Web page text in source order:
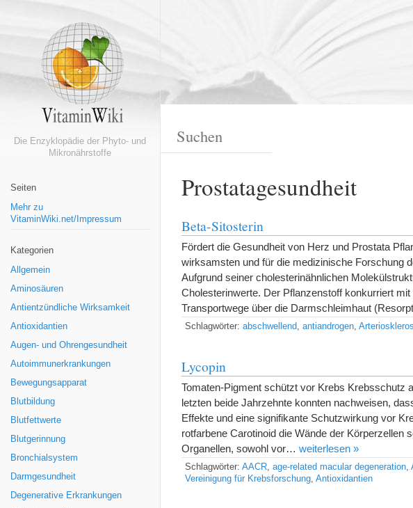
Die Enzyklopädie der Phyto- und
Mikronährstoffe
Seiten
Mehr zu
VitaminWiki.net/Impressum
Kategorien
Allgemein
Aminosäuren
Antientzündliche Wirksamkeit
Antioxidantien
Augen- und Ohrengesundheit
Autoimmunerkrankungen
Bewegungsapparat
Blutbildung
Blutfettwerte
Blutgerinnung
Bronchialsystem
Darmgesundheit
Degenerative Erkrankungen
Prostatagesundheit
Beta-Sitosterin
Fördert die Gesundheit von Herz und Prostata
wirksamsten und für die medizinische Forschung
Aufgrund seiner cholesterinähnlichen
Cholesterinwerte. Der Pflanzenstoff konkurriert
Transportwege über die Darmschleimhaut
Schlagwörter: abschwellend, antiandrogen,
Lycopin
Tomaten-Pigment schützt vor Krebs Krebsschutz
letzten beide Jahrzehnte konnten nachweisen,
Effekte und eine signifikante Schutzwirkung vor
rotfarbene Carotinoid die Wände der Körperzellen
Organellen, sowohl vor… weiterlesen »
Schlagwörter: AACR, age-related macular degeneration,
Vereinigung für Krebsforschung, Antioxidantien